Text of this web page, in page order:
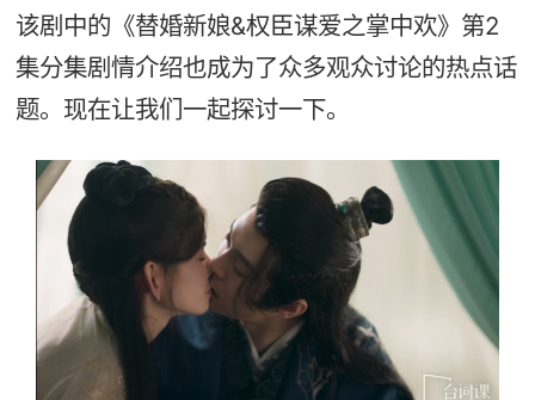
该剧中的《替婚新娘&权臣谋爱之掌中欢》第2
集分集剧情介绍也成为了众多观众讨论的热点话
题。现在让我们一起探讨一下。